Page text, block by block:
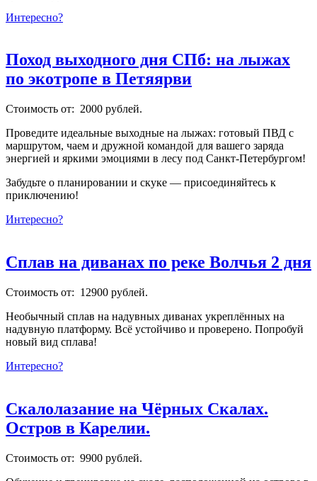
Интересно?
Поход выходного дня СПб: на лыжах
по экотропе в Петяярви
Стоимость от: 2000 рублей.
Проведите идеальные выходные на лыжах: готовый ПВД с
маршрутом, чаем и дружной командой для вашего заряда
энергией и яркими эмоциями в лесу под Санкт-Петербургом!
Забудьте о планировании и скуке — присоединяйтесь к
приключению!
Интересно?
Сплав на диванах по реке Волчья 2 дня
Стоимость от: 12900 рублей.
Необычный сплав на надувных диванах укреплённых на
надувную платформу. Всё устойчиво и проверено. Попробуй
новый вид сплава!
Интересно?
Скалолазание на Чёрных Скалах.
Остров в Карелии.
Стоимость от: 9900 рублей.